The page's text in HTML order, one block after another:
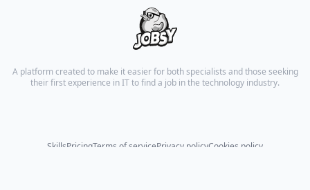
A platform created to make it easier for both specialists and those seeking
their first experience in IT to find a job in the technology industry.
SkillsPricingTerms of servicePrivacy policyCookies policy